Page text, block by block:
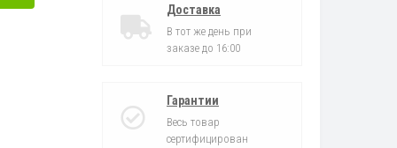
Доставка
В тот же день при
заказе до 16:00
Гарантии
Весь товар
сертифицирован